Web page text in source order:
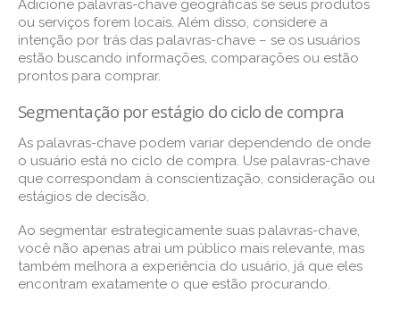
Adicione palavras-chave geográficas se seus produtos
ou serviços forem locais. Além disso, considere a
intenção por trás das palavras-chave – se os usuários
estão buscando informações, comparações ou estão
prontos para comprar.
Segmentação por estágio do ciclo de compra
As palavras-chave podem variar dependendo de onde
o usuário está no ciclo de compra. Use palavras-chave
que correspondam à conscientização, consideração ou
estágios de decisão.
Ao segmentar estrategicamente suas palavras-chave,
você não apenas atrai um público mais relevante, mas
também melhora a experiência do usuário, já que eles
encontram exatamente o que estão procurando.